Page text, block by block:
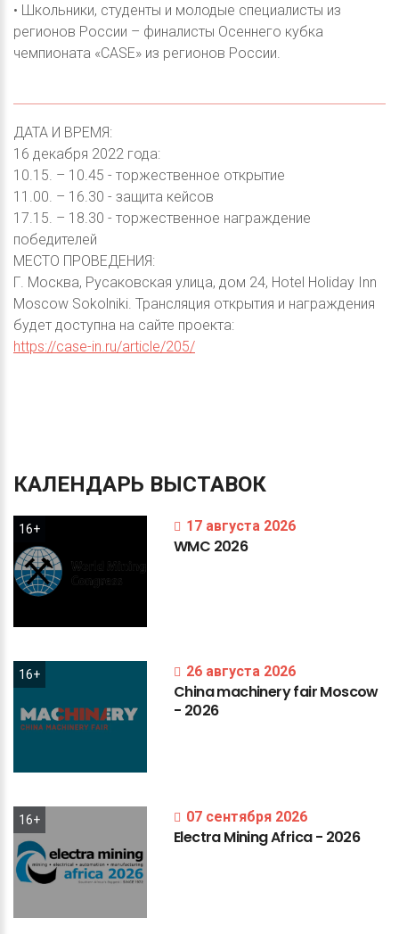
• Школьники, студенты и молодые специалисты из
регионов России – финалисты Осеннего кубка
чемпионата «CASE» из регионов России.
ДАТА И ВРЕМЯ:
16 декабря 2022 года:
10.15. – 10.45 - торжественное открытие
11.00. – 16.30 - защита кейсов
17.15. – 18.30 - торжественное награждение
победителей
МЕСТО ПРОВЕДЕНИЯ:
Г. Москва, Русаковская улица, дом 24, Hotel Holiday Inn
Moscow Sokolniki. Трансляция открытия и награждения
будет доступна на сайте проекта:
https://case-in.ru/article/205/
КАЛЕНДАРЬ ВЫСТАВОК
16+ 17 августа 2026
WMC 2026
16+ 26 августа 2026
ChinamachineryfairMoscow
- 2026
16+ 07 сентября 2026
ElectraMiningAfrica- 2026